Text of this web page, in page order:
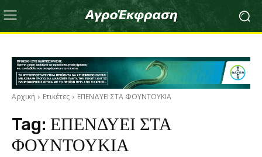
Αρχική Ετικέτες ΕΠΕΝΔΥΕΙ ΣΤΑ ΦΟΥΝΤΟΥΚΙΑ
Tag: ΕΠΕΝΔΥΕΙ ΣΤΑ
ΦΟΥΝΤΟΥΚΙΑ